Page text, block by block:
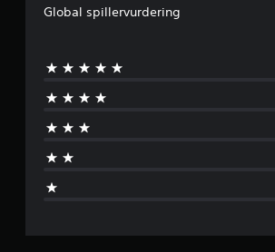
Global spillervurdering